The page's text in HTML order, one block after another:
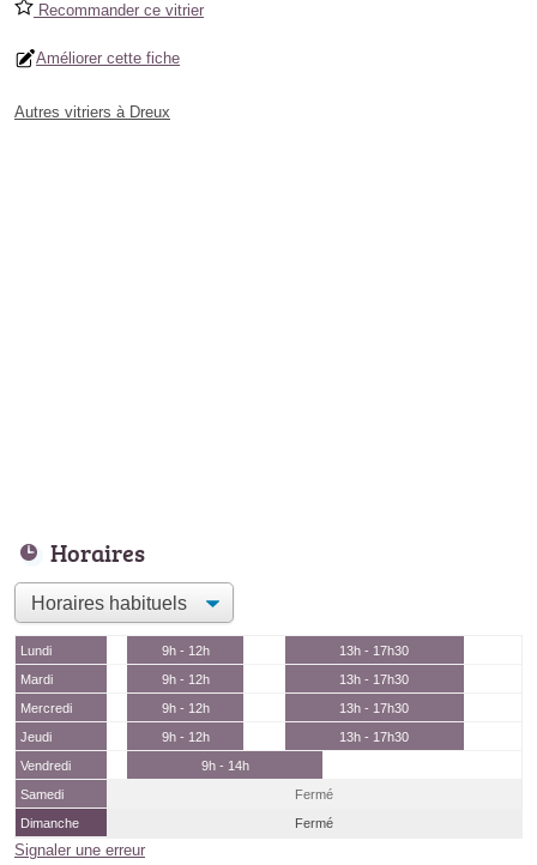
Recommander ce vitrier
Améliorer cette fiche
Autres vitriers à Dreux
Horaires
Lundi 9h - 12h
13h - 17h30
Mardi
9h - 12h
13h - 17h30
Mercredi
9h - 12h
13h - 17h30
Jeudi
9h - 12h
13h - 17h30
Vendredi
9h - 14h
Samedi
Fermé
Dimanche
Fermé
Signaler une erreur